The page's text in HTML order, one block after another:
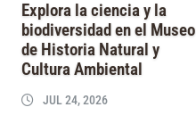
Explora la ciencia y la
biodiversidad en el Museo
de Historia Natural y
Cultura Ambiental
JUL 24, 2026